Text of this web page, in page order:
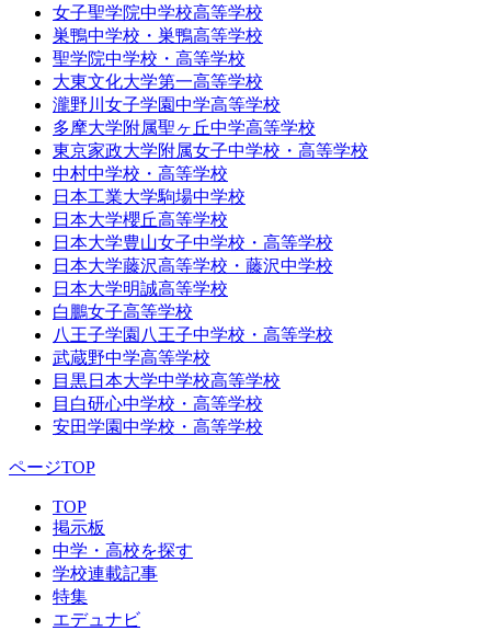
女子聖学院中学校高等学校
巣鴨中学校・巣鴨高等学校
聖学院中学校・高等学校
大東文化大学第一高等学校
瀧野川女子学園中学高等学校
多摩大学附属聖ヶ丘中学高等学校
東京家政大学附属女子中学校・高等学校
中村中学校・高等学校
日本工業大学駒場中学校
日本大学櫻丘高等学校
日本大学豊山女子中学校・高等学校
日本大学藤沢高等学校・藤沢中学校
日本大学明誠高等学校
白鵬女子高等学校
八王子学園八王子中学校・高等学校
武蔵野中学高等学校
目黒日本大学中学校高等学校
目白研心中学校・高等学校
安田学園中学校・高等学校
ページTOP
TOP
掲示板
中学・高校を探す
学校連載記事
特集
エデュナビ